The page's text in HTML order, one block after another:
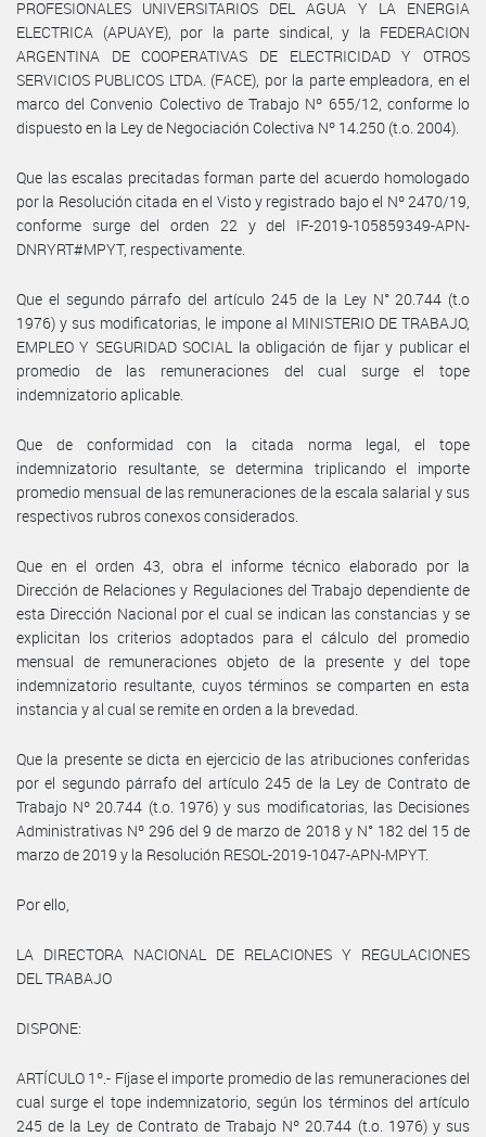
PROFESIONALES UNIVERSITARIOS DEL AGUA Y LA ENERGIA
ELECTRICA (APUAYE), por la parte sindical, y la FEDERACION
ARGENTINA DE COOPERATIVAS DE ELECTRICIDAD Y OTROS
SERVICIOS PUBLICOS LTDA. (FACE), por la parte empleadora, en el
marco del Convenio Colectivo de Trabajo Nº 655/12, conforme lo
dispuesto en la Ley de Negociación Colectiva Nº 14.250 (t.o. 2004).
Que las escalas precitadas forman parte del acuerdo homologado
por la Resolución citada en el Visto y registrado bajo el Nº 2470/19,
conforme surge del orden 22 y del IF-2019-105859349-APN-
DNRYRT#MPYT, respectivamente.
Que el segundo párrafo del artículo 245 de la Ley N° 20.744 (t.o
1976) y sus modificatorias, le impone al MINISTERIO DE TRABAJO,
EMPLEO Y SEGURIDAD SOCIAL la obligación de fijar y publicar el
promedio de las remuneraciones del cual surge el tope
indemnizatorio aplicable.
Que de conformidad con la citada norma legal, el tope
indemnizatorio resultante, se determina triplicando el importe
promedio mensual de las remuneraciones de la escala salarial y sus
respectivos rubros conexos considerados.
Que en el orden 43, obra el informe técnico elaborado por la
Dirección de Relaciones y Regulaciones del Trabajo dependiente de
esta Dirección Nacional por el cual se indican las constancias y se
explicitan los criterios adoptados para el cálculo del promedio
mensual de remuneraciones objeto de la presente y del tope
indemnizatorio resultante, cuyos términos se comparten en esta
instancia y al cual se remite en orden a la brevedad.
Que la presente se dicta en ejercicio de las atribuciones conferidas
por el segundo párrafo del artículo 245 de la Ley de Contrato de
Trabajo Nº 20.744 (t.o. 1976) y sus modificatorias, las Decisiones
Administrativas Nº 296 del 9 de marzo de 2018 y N° 182 del 15 de
marzo de 2019 y la Resolución RESOL-2019-1047-APN-MPYT.
Por ello,
LA DIRECTORA NACIONAL DE RELACIONES Y REGULACIONES
DEL TRABAJO
DISPONE:
ARTÍCULO 1º.- Fíjase el importe promedio de las remuneraciones del
cual surge el tope indemnizatorio, según los términos del artículo
245 de la Ley de Contrato de Trabajo Nº 20.744 (t.o. 1976) y sus